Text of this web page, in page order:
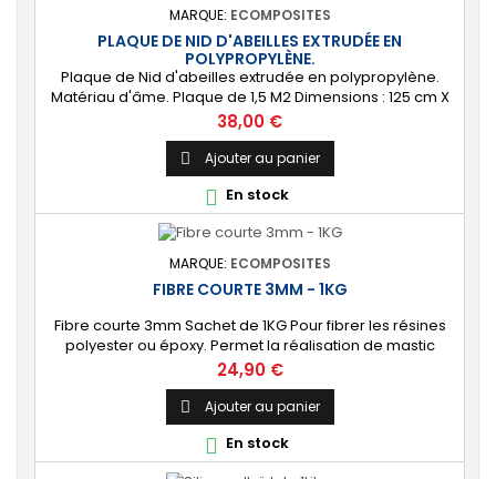
MARQUE: ECOMPOSITES
PLAQUE DE NID D'ABEILLES EXTRUDÉE EN
POLYPROPYLÈNE.
Plaque de Nid d'abeilles extrudée en polypropylène.
Matériau d'âme. Plaque de 1,5 M2 Dimensions : 125 cm X
120 cm Épaisseur : 10 mm ou 20 mm Densité : environ 80
KG/M3 PRODUIT UNIQUEMENT DISPONIBLE AU MAGASIN
D'ARZAL - PAS D'ENVOI.
Prix
38,00 €
 Ajouter au panier
 En stock
MARQUE: ECOMPOSITES
FIBRE COURTE 3MM - 1KG
Fibre courte 3mm Sachet de 1KG Pour fibrer les résines
polyester ou époxy. Permet la réalisation de mastic
renforcé type choucroute (Résine + Fibres courtes +
silice)
Prix
24,90 €
 Ajouter au panier
 En stock